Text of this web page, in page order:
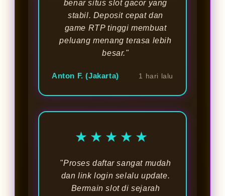
benar situs slot gacor yang
stabil. Deposit cepat dan
game RTP tinggi membuat
peluang menang terasa lebih
besar."
Anton F. (Jakarta) 1 hari lalu
★★★★★
"Proses daftar sangat mudah
dan link login selalu update.
Bermain slot di sejarah